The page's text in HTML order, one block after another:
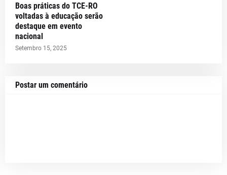
Boas práticas do TCE-RO
voltadas à educação serão
destaque em evento
nacional
Setembro 15, 2025
Postar um comentário